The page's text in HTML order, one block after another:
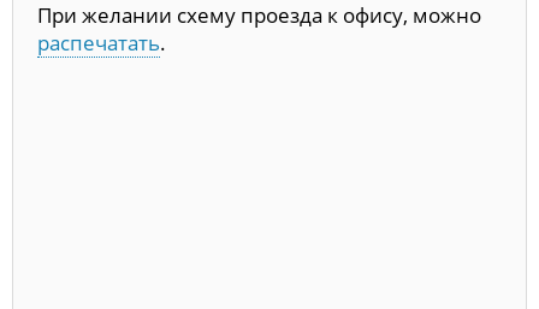
При желании схему проезда к офису, можно
распечатать.